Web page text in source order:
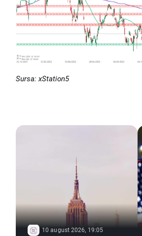
Sursa: xStation5
10 august 2026, 19:05